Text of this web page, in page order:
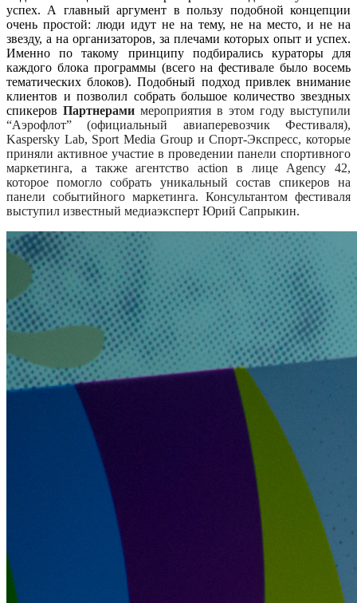
успех. А главный аргумент в пользу подобной концепции
очень простой: люди идут не на тему, не на место, и не на
звезду, а на организаторов, за плечами которых опыт и успех.
Именно по такому принципу подбирались кураторы для
каждого блока программы (всего на фестивале было восемь
тематических блоков). Подобный подход привлек внимание
клиентов и позволил собрать большое количество звездных
спикеров Партнерами мероприятия в этом году выступили
“Аэрофлот” (официальный авиаперевозчик Фестиваля),
Kaspersky Lab, Sport Media Group и Спорт-Экспресс, которые
приняли активное участие в проведении панели спортивного
маркетинга, а также агентство action в лице Agency 42,
которое помогло собрать уникальный состав спикеров на
панели событийного маркетинга. Консультантом фестиваля
выступил известный медиаэксперт Юрий Сапрыкин.